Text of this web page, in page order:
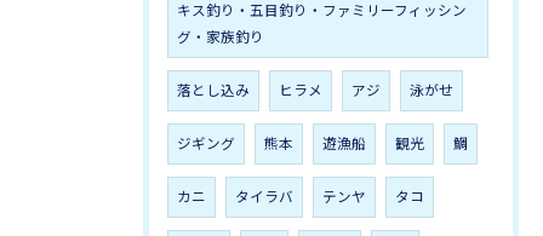
キス釣り・五目釣り・ファミリーフィッシン
グ・家族釣り
落とし込み ヒラメ アジ 泳がせ
ジギング 熊本 遊漁船 観光 鯛
カニ タイラバ テンヤ タコ